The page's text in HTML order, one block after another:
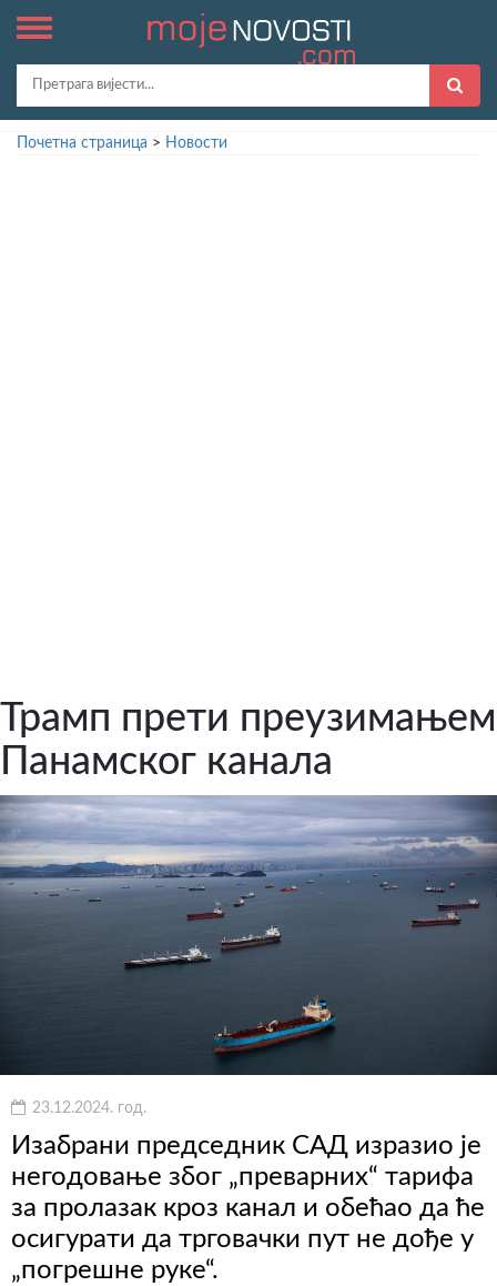
Почетна страница > Новости
Трамп прети преузимањем
Панамског канала
23.12.2024. год.
Изабрани председник САД изразио је
негодовање због „преварних“ тарифа
за пролазак кроз канал и обећао да ће
осигурати да трговачки пут не дође у
„погрешне руке“.